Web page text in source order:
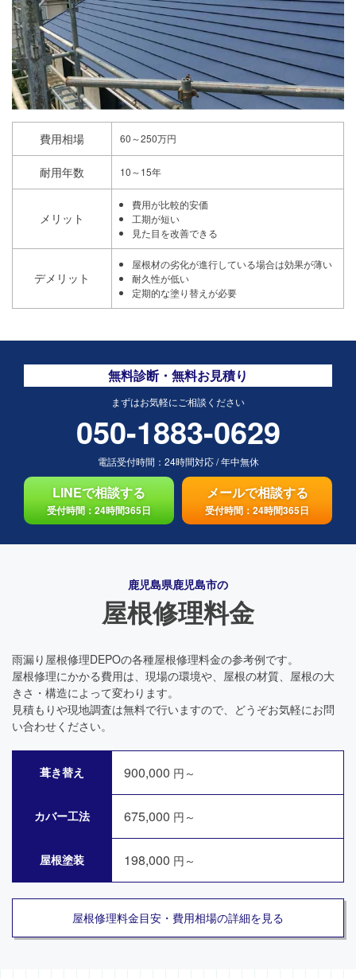
費用相場 60～250万円
耐用年数 10～15年
メリット
費用が比較的安価
工期が短い
見た目を改善できる
デメリット
屋根材の劣化が進行している場合は効果が薄い
耐久性が低い
定期的な塗り替えが必要
無料診断・無料お見積り
まずはお気軽にご相談ください
050-1883-0629
電話受付時間： 24時間対応/年中無休
LINEで相談する
受付時間：24時間365日
メールで相談する
受付時間：24時間365日
鹿児島県鹿児島市の
屋根修理料金
雨漏り屋根修理DEPOの各種屋根修理料金の参考例です。
屋根修理にかかる費用は、現場の環境や、屋根の材質、屋根の大
きさ・構造によって変わります。
見積もりや現地調査は無料で行いますので、どうぞお気軽にお問
い合わせください。
葺き替え 900,000 円～
カバー工法 675,000 円～
屋根塗装 198,000 円～
屋根修理料金目安・費用相場の詳細を見る